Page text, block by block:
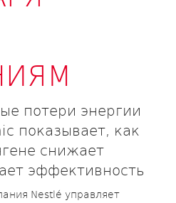
потери энергии
показывает, как
снижает
эффективность
Nestlé управляет